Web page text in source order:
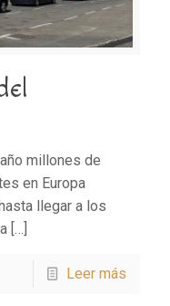
millones de
en Europa
llegar a los
[…]
Leer más